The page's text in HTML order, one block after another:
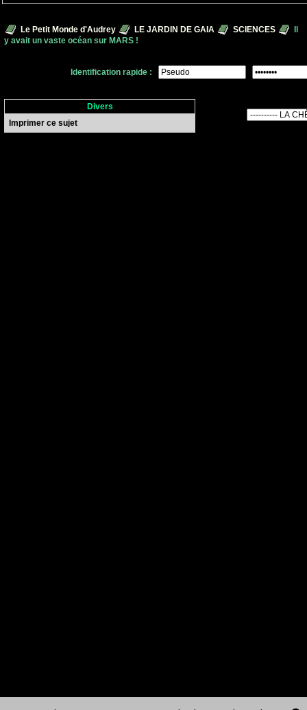
Le Petit Monde d'Audrey LE JARDIN DE GAIA SCIENCES
y avait un vaste océan sur MARS !
Identification rapide :
Divers
Imprimer ce sujet